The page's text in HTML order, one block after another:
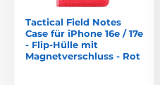
Tactical Field Notes
Case für iPhone 16e / 17e
- Flip-Hülle mit
Magnetverschluss - Rot